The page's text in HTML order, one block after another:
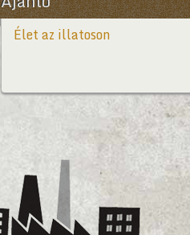
Élet az illatoson